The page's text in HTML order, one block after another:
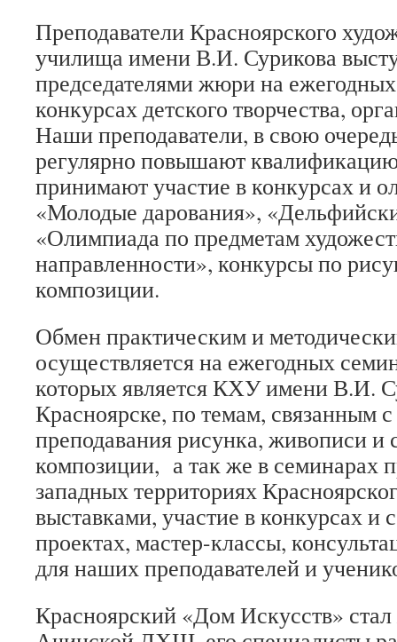
Преподаватели Красноярского
училища имени В.И. Сурикова
председателями жюри на
конкурсах детского творчества,
Наши преподаватели, в свою
регулярно повышают
принимают участие в конкурсах и
«Молодые дарования»,
«Олимпиада по предметам
направленности», конкурсы по
композиции.
Обмен практическим и
осуществляется на ежегодных
которых является КХУ имени В.И.
Красноярске, по темам, связанным
преподавания рисунка, живописи и
композиции, а так же в
западных территориях
выставками, участие в конкурсах и
проектах, мастер-классы,
для наших преподавателей и
Красноярский «Дом Искусств»